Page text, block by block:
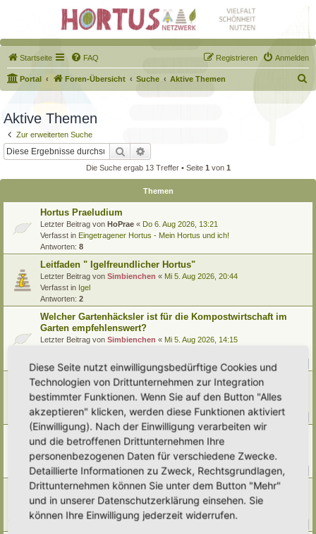
Startseite FAQ Anmelden
Registrieren
Portal Foren-Übersicht Suche Aktive Themen
u
Aktive Themen
Zur erweiterten Suche
Suche
Die Suche ergab 13 Treffer • Seite 1 von 1
Themen
Hortus Praeludium
Letzter Beitrag von HoPrae « Do 6. Aug 2026, 13:21
Verfasst in Eingetragener Hortus - Mein Hortus und ich!
Antworten: 8
Leitfaden " Igelfreundlicher Hortus"
Letzter Beitrag von Simbienchen « Mi 5. Aug 2026, 20:44
Verfasst in Igel
Antworten: 2
Welcher Gartenhäcksler ist für die Kompostwirtschaft im
Garten empfehlenswert?
Letzter Beitrag von Simbienchen « Mi 5. Aug 2026, 14:15
Antworten:
Ernte im Juli
Letzter Beitrag vonUmkraut «Mi 5. Aug 2026, 01:50
Antworten:40 1 2 3
[Weg 10-20] Trees schattiger Waldgarten mit Teich
Letzter Beitrag von Grevenstein «Di 4. Aug 2026, 16:13
Verfasst inMein Garten und ich!
Antworten: 376 1 … 35 36
[Weg 09-25] Hortus Poco Loco
Letzter Beitrag vonPoco Loco«Mo 3. Aug 2026, 22:08
Verfasst in Mein Garten und ich!
Diese Seite nutzt einwilligungsbedürftige Cookies und
Technologien von Drittunternehmen zur Integration
bestimmter Funktionen. Wenn Sie auf den Button "Alles
akzeptieren" klicken, werden diese Funktionen aktiviert
(Einwilligung). Nach der Einwilligung verarbeiten wir
und die betroffenen Drittunternehmen Ihre
personenbezogenen Daten für verschiedene Zwecke.
Detaillierte Informationen zu Zweck, Rechtsgrundlagen,
Drittunternehmen können Sie unter dem Button "Mehr"
und in unserer Datenschutzerklärung einsehen. Sie
können Ihre Einwilligung jederzeit widerrufen.